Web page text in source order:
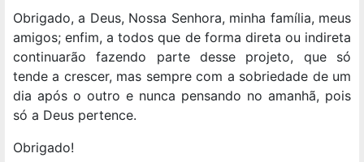
Obrigado, a Deus, Nossa Senhora, minha família, meus
amigos; enfim, a todos que de forma direta ou indireta
continuarão fazendo parte desse projeto, que só
tende a crescer, mas sempre com a sobriedade de um
dia após o outro e nunca pensando no amanhã, pois
só a Deus pertence.
Obrigado!